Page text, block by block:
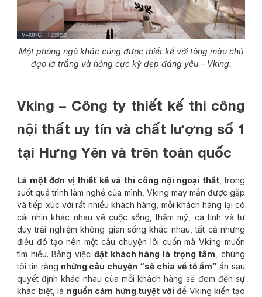
Một phòng ngủ khác cũng được thiết kế với tông màu chủ
đạo là trắng và hồng cực kỳ đẹp đáng yêu – Vking.
Vking – Công ty thiết kế thi công
nội thất uy tín và chất lượng số 1
tại Hưng Yên và trên toàn quốc
Là một đơn vị thiết kế và thi công nội ngoại thất, trong
suốt quá trình làm nghề của mình, Vking may mắn được gặp
và tiếp xúc với rất nhiều khách hàng, mỗi khách hàng lại có
cái nhìn khác nhau về cuộc sống, thẩm mỹ, cá tính và tư
duy trải nghiệm không gian sống khác nhau, tất cả những
điều đó tạo nên một câu chuyện lôi cuốn mà Vking muốn
tìm hiểu. Bằng việc đặt khách hàng là trọng tâm , chúng
tôi tin rằng những câu chuyện “sẻ chia về tổ ấm” ẩn sau
quyết định khác nhau của mỗi khách hàng sẽ đem đến sự
khác biệt, là nguồn cảm hứng tuyệt vời để Vking kiến tạo